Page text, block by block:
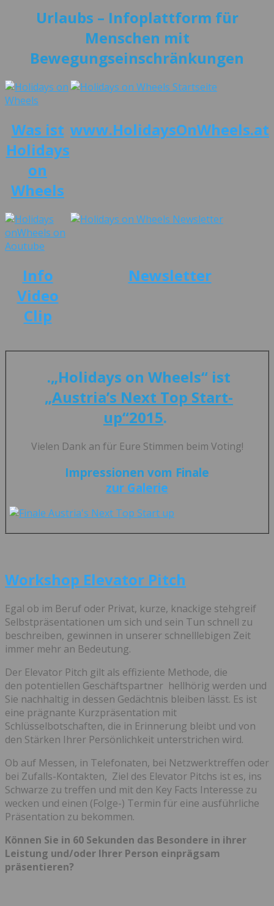
Urlaubs – Infoplattform für
Menschen mit
Bewegungseinschränkungen
Was ist
Holidays
on
Wheels
www.HolidaysOnWheels.at
Info
Video
Clip
Newsletter
.„Holidays on Wheels“ ist
„Austria’s Next Top Start-
up“2015.
Vielen Dank an für Eure Stimmen beim Voting!
Impressionen vom Finale
zur Galerie
Workshop Elevator Pitch
Egal ob im Beruf oder Privat, kurze, knackige stehgreif
Selbstpräsentationen um sich und sein Tun schnell zu
beschreiben, gewinnen in unserer schnelllebigen Zeit
immer mehr an Bedeutung.
Der Elevator Pitch gilt als effiziente Methode, die
den potentiellen Geschäftspartner hellhörig werden und
Sie nachhaltig in dessen Gedächtnis bleiben lässt. Es ist
eine prägnante Kurzpräsentation mit
Schlüsselbotschaften, die in Erinnerung bleibt und von
den Stärken Ihrer Persönlichkeit unterstrichen wird.
Ob auf Messen, in Telefonaten, bei Netzwerktreffen oder
bei Zufalls-Kontakten, Ziel des Elevator Pitchs ist es, ins
Schwarze zu treffen und mit den Key Facts Interesse zu
wecken und einen (Folge-) Termin für eine ausführliche
Präsentation zu bekommen.
Können Sie in 60 Sekunden das Besondere in ihrer
Leistung und/oder Ihrer Person einprägsam
präsentieren?